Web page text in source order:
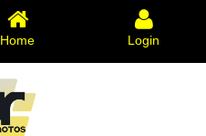
Home Login